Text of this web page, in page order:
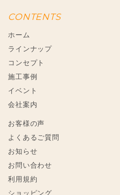
CONTENTS
ホーム
ラインナップ
コンセプト
施工事例
イベント
会社案内
お客様の声
よくあるご質問
お知らせ
お問い合わせ
利用規約